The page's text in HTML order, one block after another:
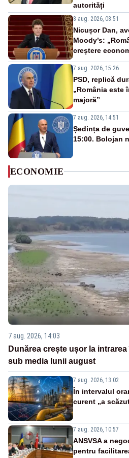
autorități
8 aug. 2026, 08:51
Nicușor Dan,
Moody’s:
creștere
7 aug. 2026, 15:26
PSD, replică
„România este
majoră”
7 aug. 2026, 14:51
Ședința de
15:00. Bolojan
ECONOMIE
7 aug. 2026, 14:03
Dunărea crește ușor la
sub media lunii august
7 aug. 2026, 13:02
În intervalul
curent „a
7 aug. 2026, 10:57
ANSVSA a
pentru